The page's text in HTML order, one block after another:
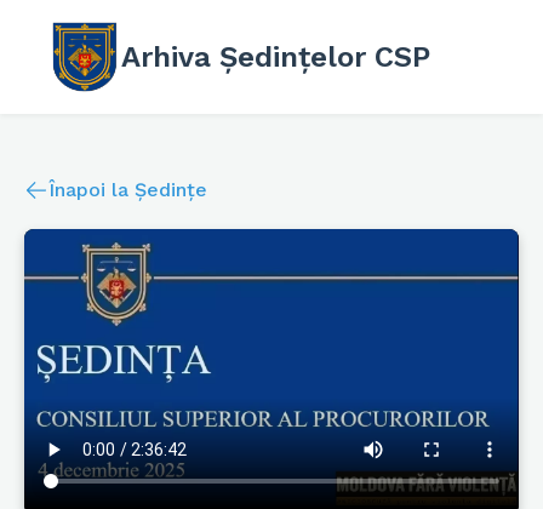
Arhiva Ședințelor CSP
Înapoi la Ședințe